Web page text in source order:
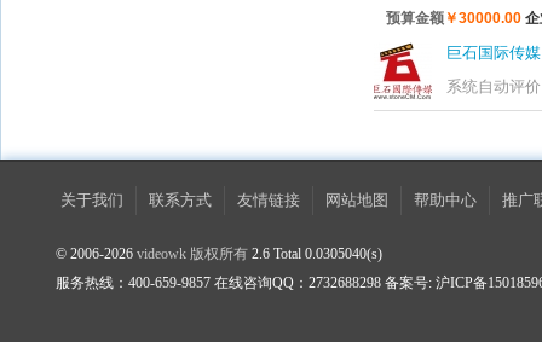
预算金额￥30000.00
巨石国际传媒
系统自动评价
关于我们 联系方式 友情链接 网站地图 帮助中心 推广
© 2006-2026 videowk 版权所有 2.6 Total 0.0305040(s)
服务热线：400-659-9857 在线咨询QQ：2732688298 备案号: 沪ICP备